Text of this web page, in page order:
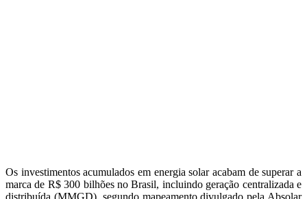
Os investimentos acumulados em energia solar acabam de superar a
marca de R$ 300 bilhões no Brasil, incluindo geração centralizada e